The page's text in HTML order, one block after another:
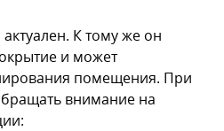
К тому же он
и может
помещения. При
внимание на